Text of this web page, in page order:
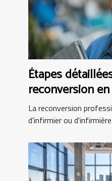
Étapes
reconversion
infirmière
La reconversion
d'infirmier ou